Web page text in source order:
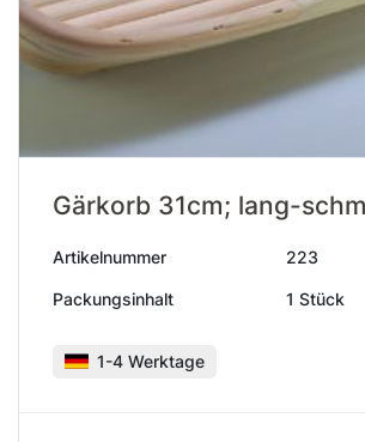
Gärkorb 31cm; lang-
Artikelnummer 223
Packungsinhalt 1 Stück
1-4 Werktage